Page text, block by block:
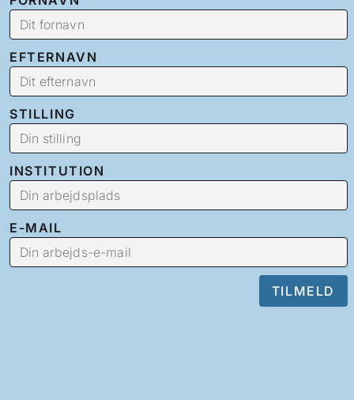
EFTERNAVN
STILLING
INSTITUTION
E-MAIL